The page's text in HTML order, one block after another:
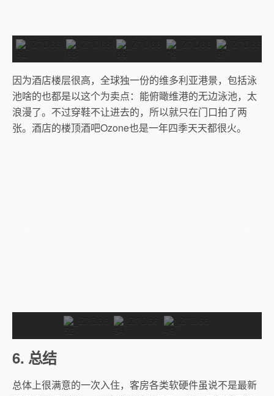
因为酒店楼层很高，全球独一份的维多利亚港景，包括泳
池啥的也都是以这个为卖点：能俯瞰维港的无边泳池，太
浪漫了。不过穿鞋不让进去的，所以就只在门口拍了两
张。酒店的楼顶酒吧Ozone也是一年四季天天都很火。
6. 总结
总体上很满意的一次入住，客房各类软硬件虽说不是最新